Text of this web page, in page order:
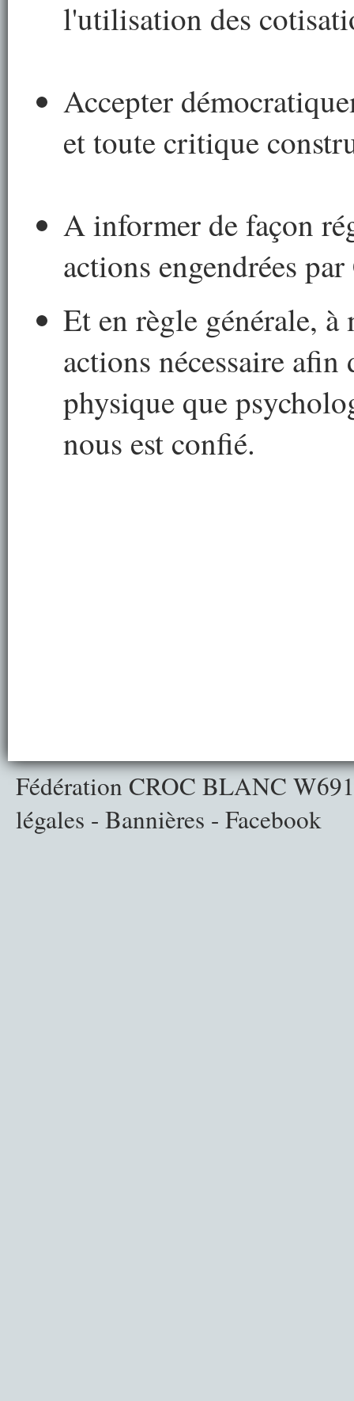
l'utilisation des
Accepter
et toute critique
A informer de façon
actions engendrées
Et en règle générale,
actions nécessaire
physique que
nous est confié.
Fédération CROC BLANC
légales - Bannières - Facebook